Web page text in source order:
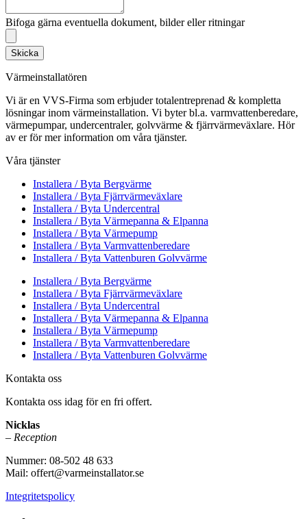
Bifoga gärna eventuella dokument, bilder eller ritningar
Skicka
Värmeinstallatören
Vi är en VVS-Firma som erbjuder totalentreprenad & kompletta
lösningar inom värmeinstallation. Vi byter bl.a. varmvattenberedare,
värmepumpar, undercentraler, golvvärme & fjärrvärmeväxlare. Hör
av er för mer information om våra tjänster.
Våra tjänster
Installera / Byta Bergvärme
Installera / Byta Fjärrvärmeväxlare
Installera / Byta Undercentral
Installera / Byta Värmepanna & Elpanna
Installera / Byta Värmepump
Installera / Byta Varmvattenberedare
Installera / Byta Vattenburen Golvvärme
Installera / Byta Bergvärme
Installera / Byta Fjärrvärmeväxlare
Installera / Byta Undercentral
Installera / Byta Värmepanna & Elpanna
Installera / Byta Värmepump
Installera / Byta Varmvattenberedare
Installera / Byta Vattenburen Golvvärme
Kontakta oss
Kontakta oss idag för en fri offert.
Nicklas
– Reception
Nummer: 08-502 48 633
Mail: offert@varmeinstallator.se
Integritetspolicy